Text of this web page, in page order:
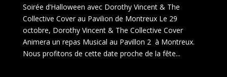
Soirée d’Halloween avec Dorothy Vincent & The
Collective Cover au Pavilion de Montreux Le 29
octobre, Dorothy Vincent & The Collective Cover
Animera un repas Musical au Pavillon 2 à Montreux.
Nous profitons de cette date proche de la fête...